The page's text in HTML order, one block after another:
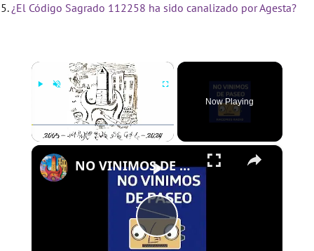
¿El Código Sagrado 112258 ha sido canalizado por Agesta?
×
Now Playing
×
P
NO VINIMOS DE PASEO - PROGRAMA 109 - 01/08/2024